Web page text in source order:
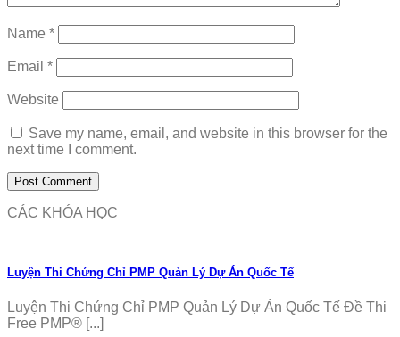
Name *
Email *
Website
Save my name, email, and website in this browser for the
next time I comment.
CÁC KHÓA HỌC
Luyện Thi Chứng Chỉ PMP Quản Lý Dự Án Quốc Tế
Luyện Thi Chứng Chỉ PMP Quản Lý Dự Án Quốc Tế Đề Thi
Free PMP® [...]